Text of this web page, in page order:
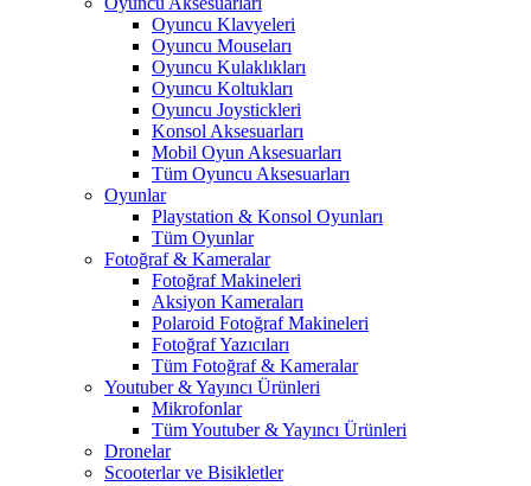
Oyuncu Klavyeleri
Oyuncu Mouseları
Oyuncu Kulaklıkları
Oyuncu Koltukları
Oyuncu Joystickleri
Konsol Aksesuarları
Mobil Oyun Aksesuarları
Tüm Oyuncu Aksesuarları
Oyunlar
Playstation & Konsol Oyunları
Tüm Oyunlar
Fotoğraf & Kameralar
Fotoğraf Makineleri
Aksiyon Kameraları
Polaroid Fotoğraf Makineleri
Fotoğraf Yazıcıları
Tüm Fotoğraf & Kameralar
Youtuber & Yayıncı Ürünleri
Mikrofonlar
Tüm Youtuber & Yayıncı Ürünleri
Dronelar
Scooterlar ve Bisikletler